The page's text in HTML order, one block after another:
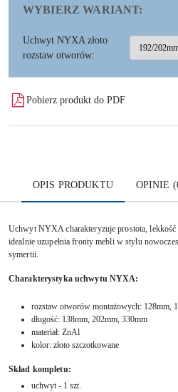
WYBIERZ WARIANT:
Uchwyt NYXA złoto
rozstaw otworów:
Pobierz produkt do PDF
OPIS PRODUKTU OPINIE
Uchwyt NYXA charakteryzuje prostota, lekkość
idealnie uzupełnia fronty mebli w stylu
symertii.
Charakterystyka uchwytu NYXA:
rozstaw otworów montażowych: 128mm,
długość: 138mm, 202mm, 330mm
materiał: ZnAl
kolor: złoto szczotkowane
Skład kompletu:
uchwyt - 1 szt.